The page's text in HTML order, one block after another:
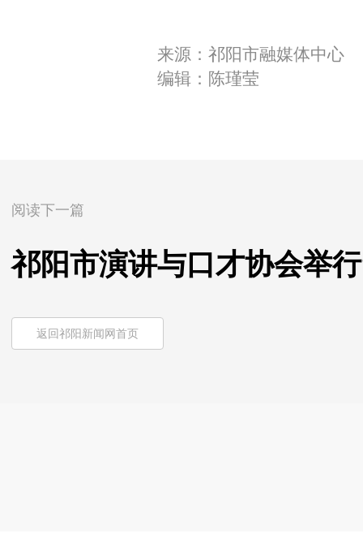
来源：祁阳市融媒体中心
编辑：陈瑾莹
阅读下一篇
祁阳市演讲与口才协会举
返回祁阳新闻网首页